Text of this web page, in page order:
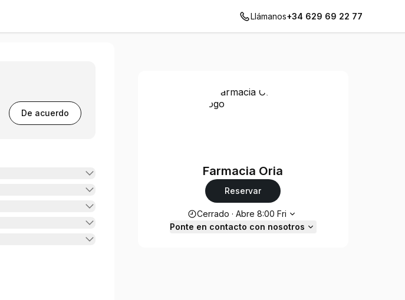
Llámanos+34 629 69 22 77
De acuerdo
Farmacia Oria
Reservar
Horario de apertura
Cerrado ·Abre 8:00 Fri
Ponte en contacto con nosotros